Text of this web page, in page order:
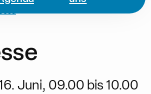
Juni, 09.00 bis 10.00